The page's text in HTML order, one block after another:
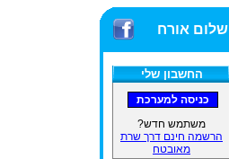
שלום אורח
החשבון שלי
משתמש חדש?
הרשמה חינם דרך שרת
מאובטח